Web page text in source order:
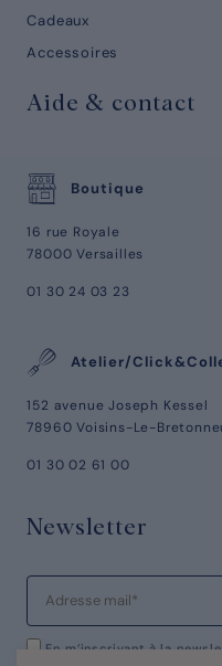
Cadeaux
Accessoires
Aide & contact
Boutique
16 rue Royale
78000 Versailles
01 30 24 03 23
Atelier/
152 avenue Joseph Kessel
78960 Voisins-Le-
01 30 02 61 00
Newsletter
En m’inscrivant à la